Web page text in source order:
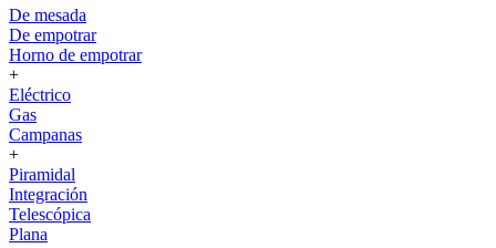
De mesada
De empotrar
Horno de empotrar
+
Eléctrico
Gas
Campanas
+
Piramidal
Integración
Telescópica
Plana